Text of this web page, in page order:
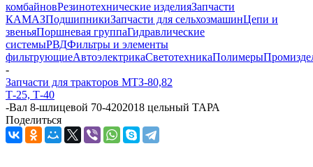
комбайновРезинотехнические изделияЗапчасти
КАМАЗПодшипникиЗапчасти для сельхозмашинЦепи и
звеньяПоршневая группаГидравлические
системыРВДФильтры и элементы
фильтрующиеАвтоэлектрикаСветотехникаПолимеры
-
Запчасти для тракторов МТЗ-80,82
Т-25, Т-40
-Вал 8-шлицевой 70-4202018 цельный ТАРА
Поделиться